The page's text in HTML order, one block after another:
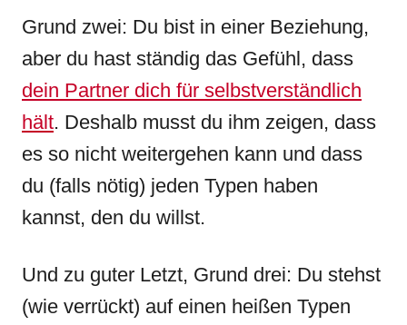
Grund zwei: Du bist in einer Beziehung,
aber du hast ständig das Gefühl, dass
dein Partner dich für selbstverständlich
hält. Deshalb musst du ihm zeigen, dass
es so nicht weitergehen kann und dass
du (falls nötig) jeden Typen haben
kannst, den du willst.
Und zu guter Letzt, Grund drei: Du stehst
(wie verrückt) auf einen heißen Typen